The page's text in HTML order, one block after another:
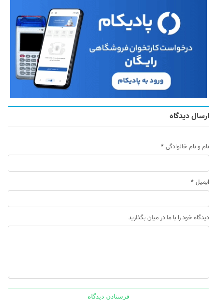
ارسال دیدگاه
نام و نام خانوادگی *
ایمیل *
دیدگاه خود را با ما در میان بگذارید